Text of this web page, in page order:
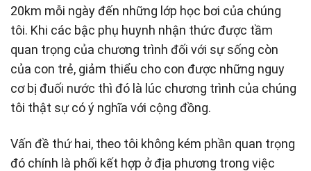
20km mỗi ngày đến những lớp học bơi của chúng
tôi. Khi các bậc phụ huynh nhận thức được tầm
quan trọng của chương trình đối với sự sống còn
của con trẻ, giảm thiểu cho con được những nguy
cơ bị đuối nước thì đó là lúc chương trình của chúng
tôi thật sự có ý nghĩa với cộng đồng.
Vấn đề thứ hai, theo tôi không kém phần quan trọng
đó chính là phối kết hợp ở địa phương trong việc